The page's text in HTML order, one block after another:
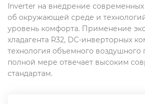
Inverter на внедрение современных
об окружающей среде и
уровень комфорта. Применение
хладагента R32, DC-инверторных
технология объемного воздушного
полной мере отвечает высоким
стандартам.